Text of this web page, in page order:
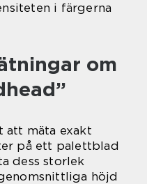
i färgerna
om
att mäta exakt
på ett palettblad
dess storlek
höjd